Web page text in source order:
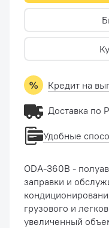
ODA-360B -
заправки и
грузового и
увеличенный
Кредит на
Доставка по
Удобные